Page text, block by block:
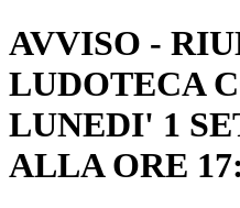
AVVISO -
LUDOTECA
LUNEDI' 1
ALLA ORE